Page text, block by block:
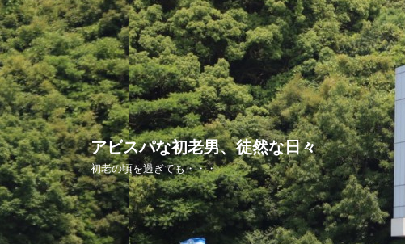
アビスパな初老男、徒然な日々
初老の頃を過ぎても・・・